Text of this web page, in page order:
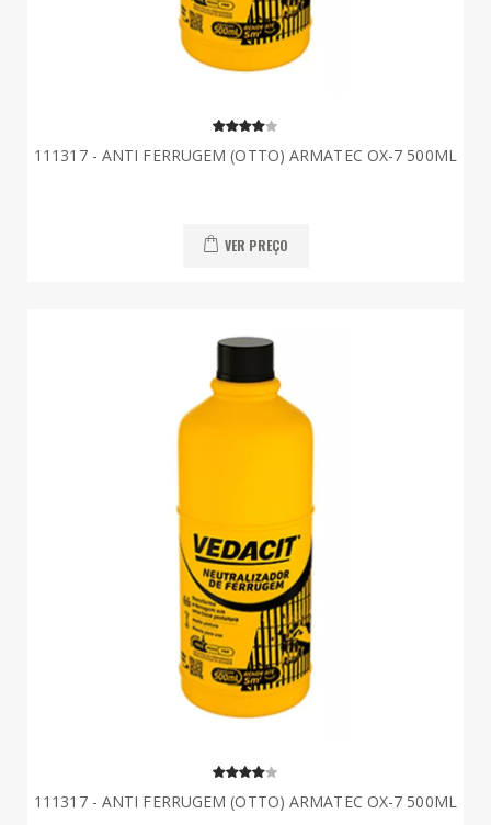
111317 - ANTI FERRUGEM (OTTO) ARMATEC OX-7 500ML
VER PREÇO
111317 - ANTI FERRUGEM (OTTO) ARMATEC OX-7 500ML